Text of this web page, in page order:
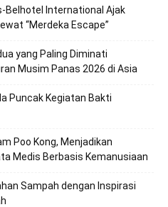
Belhotel International Ajak
“Merdeka Escape”
yang Paling Diminati
Musim Panas 2026 di Asia
Puncak Kegiatan Bakti
Poo Kong, Menjadikan
Medis Berbasis Kemanusiaan
Sampah dengan Inspirasi